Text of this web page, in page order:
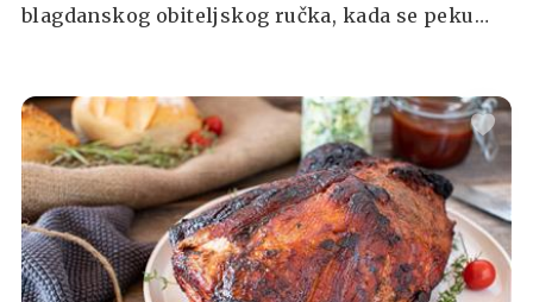
blagdanskog obiteljskog ručka, kada se peku
Španjolska riječ Lechon označava pečeno prase
koje se još uvijek hranilo sisanjem majčinog
mlijeka.